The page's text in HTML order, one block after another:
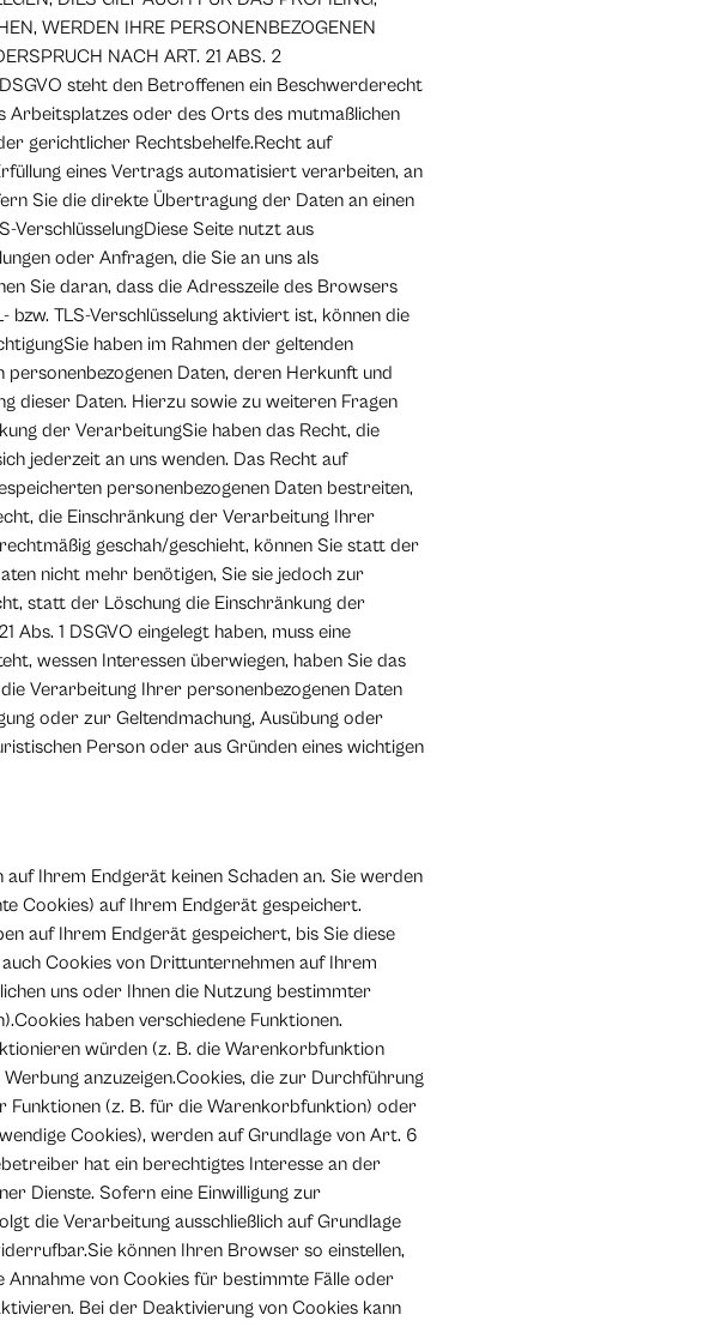
WERDEN IHRE PERSONENBEZOGENEN
NACH ART. 21 ABS. 2
steht den Betroffenen ein Beschwerderecht
Arbeitsplatzes oder des Orts des mutmaßlichen
gerichtlicher Rechtsbehelfe.Recht auf
eines Vertrags automatisiert verarbeiten, an
Sie die direkte Übertragung der Daten an einen
VerschlüsselungDiese Seite nutzt aus
oder Anfragen, die Sie an uns als
Sie daran, dass die Adresszeile des Browsers
TLS-Verschlüsselung aktiviert ist, können die
haben im Rahmen der geltenden
Daten, deren Herkunft und
dieser Daten. Hierzu sowie zu weiteren Fragen
der VerarbeitungSie haben das Recht, die
jederzeit an uns wenden. Das Recht auf
personenbezogenen Daten bestreiten,
die Einschränkung der Verarbeitung Ihrer
geschah/geschieht, können Sie statt der
nicht mehr benötigen, Sie sie jedoch zur
statt der Löschung die Einschränkung der
1 DSGVO eingelegt haben, muss eine
wessen Interessen überwiegen, haben Sie das
Verarbeitung Ihrer personenbezogenen Daten
oder zur Geltendmachung, Ausübung oder
Person oder aus Gründen eines wichtigen
auf Ihrem Endgerät keinen Schaden an. Sie werden
Cookies) auf Ihrem Endgerät gespeichert.
auf Ihrem Endgerät gespeichert, bis Sie diese
Cookies von Drittunternehmen auf Ihrem
uns oder Ihnen die Nutzung bestimmter
haben verschiedene Funktionen.
würden (z. B. die Warenkorbfunktion
anzuzeigen.Cookies, die zur Durchführung
Funktionen (z. B. für die Warenkorbfunktion) oder
Cookies), werden auf Grundlage von Art. 6
hat ein berechtigtes Interesse an der
Dienste. Sofern eine Einwilligung zur
die Verarbeitung ausschließlich auf Grundlage
können Ihren Browser so einstellen,
von Cookies für bestimmte Fälle oder
Bei der Deaktivierung von Cookies kann